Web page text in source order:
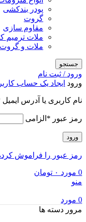
پودر بندکشی
گروت
مقاوم سازی
ملات ترمیم
ملات و گروت
جستجو
ورود / ثبت نام
ورود ایجاد یک حساب
نام کاربری یا آدرس ایمیل
رمز عبور * الزامی
ورود
رمز عبور را فراموش
0 مورد ۰ تومان
منو
0 مورد
مرور دسته ها